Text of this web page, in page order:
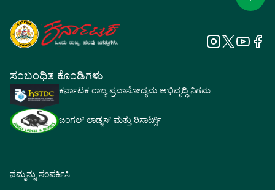
ಸಂಬಂಧಿತ ಕೊಂಡಿಗಳು
ಕರ್ನಾಟಕ ರಾಜ್ಯ ಪ್ರವಾಸೋದ್ಯಮ ಅಭಿವೃದ್ಧಿ ನಿಗಮ
ಜಂಗಲ್ ಲಾಡ್ಜಸ್ ಮತ್ತು ರಿಸಾರ್ಟ್ಸ್
ನಮ್ಮನ್ನು ಸಂಪರ್ಕಿಸಿ